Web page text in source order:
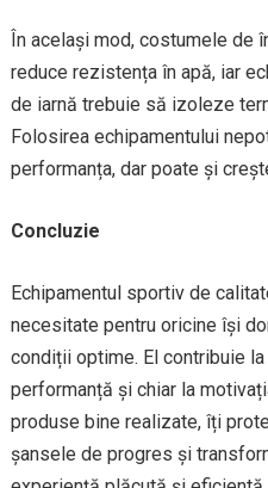
În același mod, costumele de
reduce rezistența în apă, iar
de iarnă trebuie să izoleze
Folosirea echipamentului
performanța, dar poate și
Concluzie
Echipamentul sportiv de
necesitate pentru oricine își
condiții optime. El contribuie
performanță și chiar la
produse bine realizate, îți
șansele de progres și